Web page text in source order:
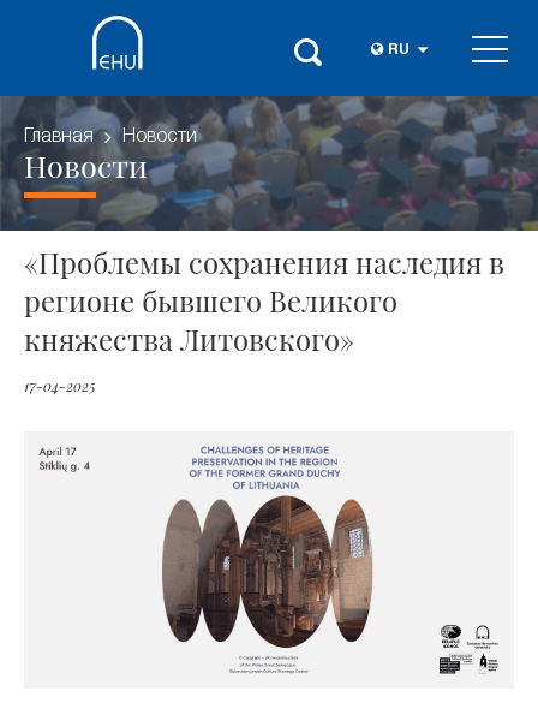
RU
Главная Новости
Новости
«Проблемы сохранения наследия в
регионе бывшего Великого
княжества Литовского»
17-04-2025